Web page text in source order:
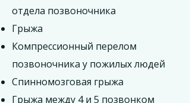
отдела позвоночника
Грыжа
Компрессионный перелом
позвоночника у пожилых людей
Спинномозговая грыжа
Грыжа между 4 и 5 позвонком